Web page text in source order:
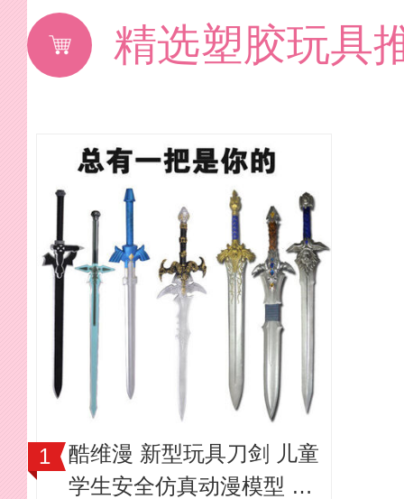
精选塑胶玩具
酷维漫 新型玩具刀剑 儿童
学生安全仿真动漫模型 兵